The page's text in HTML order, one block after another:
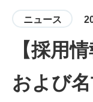
株式会社吾
製品・サー
ニュース
【採用
および